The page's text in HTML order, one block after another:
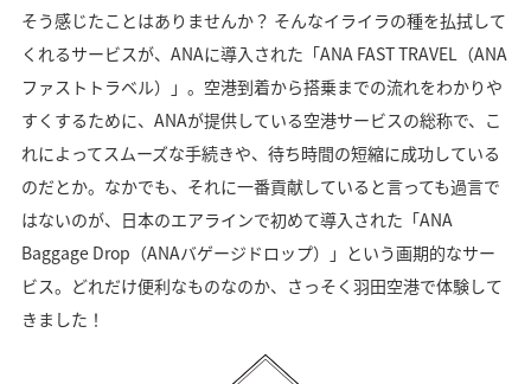
そう感じたことはありませんか？ そんなイライラの種を払拭して
くれるサービスが、ANAに導入された「ANA FAST TRAVEL（ANA
ファストトラベル）」。空港到着から搭乗までの流れをわかりや
すくするために、ANAが提供している空港サービスの総称で、こ
れによってスムーズな手続きや、待ち時間の短縮に成功している
のだとか。なかでも、それに一番貢献していると言っても過言で
はないのが、日本のエアラインで初めて導入された「ANA
Baggage Drop（ANAバゲージドロップ）」という画期的なサー
ビス。どれだけ便利なものなのか、さっそく羽田空港で体験して
きました！